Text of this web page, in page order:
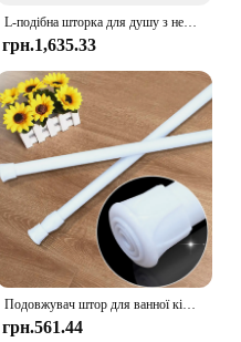
L-подібна шторка для душу з нержавіючої сталі для ванної кімнати, регульована рейка для душу
грн.1,635.33
Подовжувач штор для ванної кімнати 70-120 см Побутовий стрижень для штор без перфорації Телескопічний стрижень для домашньої ванної кімнати
грн.561.44